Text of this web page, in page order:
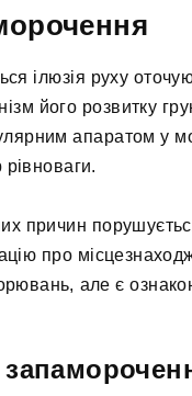
ілюзія руху
його розвитку
апаратом у
рівноваги.
причин
про
але є